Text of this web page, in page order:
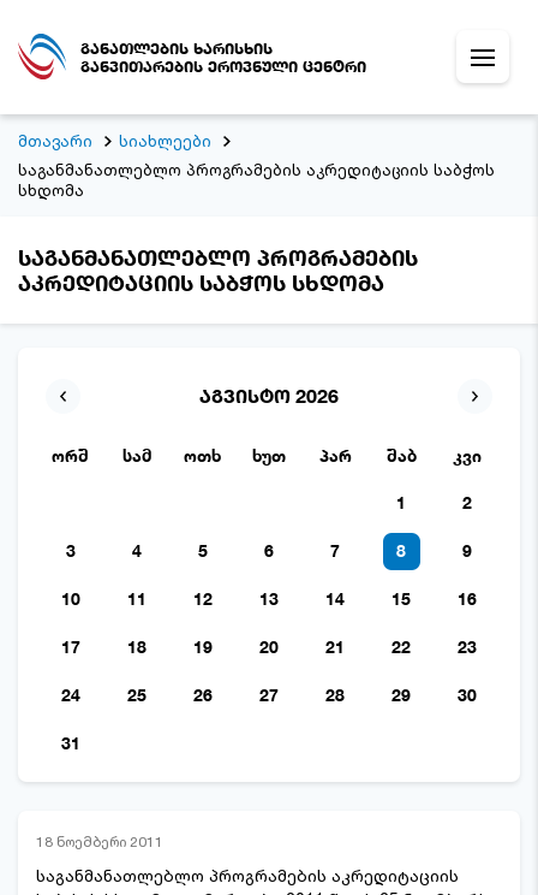
განათლების ხარისხის
განვითარების ეროვნული ცენტრი
მთავარი
სიახლეები
საგანმანათლებლო პროგრამების აკრედიტაციის საბჭოს
სხდომა
საგანმანათლებლო პროგრამების
აკრედიტაციის საბჭოს სხდომა
აგვისტო 2026
ორშ სამ ოთხ ხუთ პარ შაბ კვი
1 2
3 4 5 6 7 8 9
10 11 12 13 14 15 16
17 18 19 20 21 22 23
24 25 26 27 28 29 30
31
18 ნოემბერი 2011
საგანმანათლებლო პროგრამების აკრედიტაციის